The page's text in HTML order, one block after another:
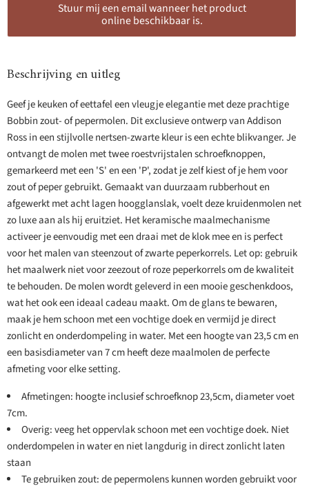
Stuur mij een email wanneer het product
online beschikbaar is.
Beschrijving en uitleg
Geef je keuken of eettafel een vleugje elegantie met deze prachtige
Bobbin zout- of pepermolen. Dit exclusieve ontwerp van Addison
Ross in een stijlvolle nertsen-zwarte kleur is een echte blikvanger. Je
ontvangt de molen met twee roestvrijstalen schroefknoppen,
gemarkeerd met een 'S' en een 'P', zodat je zelf kiest of je hem voor
zout of peper gebruikt. Gemaakt van duurzaam rubberhout en
afgewerkt met acht lagen hoogglanslak, voelt deze kruidenmolen net
zo luxe aan als hij eruitziet. Het keramische maalmechanisme
activeer je eenvoudig met een draai met de klok mee en is perfect
voor het malen van steenzout of zwarte peperkorrels. Let op: gebruik
het maalwerk niet voor zeezout of roze peperkorrels om de kwaliteit
te behouden. De molen wordt geleverd in een mooie geschenkdoos,
wat het ook een ideaal cadeau maakt. Om de glans te bewaren,
maak je hem schoon met een vochtige doek en vermijd je direct
zonlicht en onderdompeling in water. Met een hoogte van 23,5 cm en
een basisdiameter van 7 cm heeft deze maalmolen de perfecte
afmeting voor elke setting.
Afmetingen: hoogte inclusief schroefknop 23,5cm, diameter voet
7cm.
Overig: veeg het oppervlak schoon met een vochtige doek. Niet
onderdompelen in water en niet langdurig in direct zonlicht laten
staan
Te gebruiken zout: de pepermolens kunnen worden gebruikt voor